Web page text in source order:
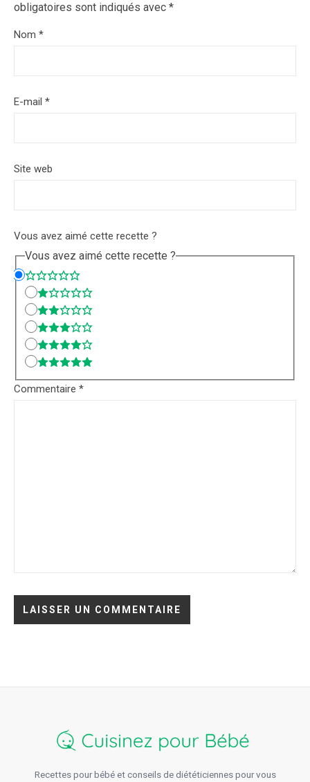
obligatoires sont indiqués avec *
Nom *
E-mail *
Site web
Vous avez aimé cette recette ?
Vous avez aimé cette recette ?
Commentaire *
Recettes pour bébé et conseils de diététiciennes pour vous